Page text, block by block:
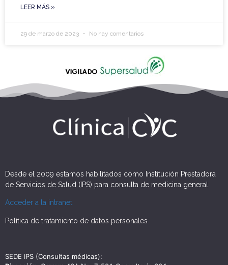
LEER MÁS »
29 de marzo de 2023 No hay comentarios
Desde el 2009 estamos habilitados como Institución Prestadora
de Servicios de Salud (IPS) para consulta de medicina general.
Acceder a la intranet
Política de tratamiento de datos personales
SEDE IPS (Consultas médicas):